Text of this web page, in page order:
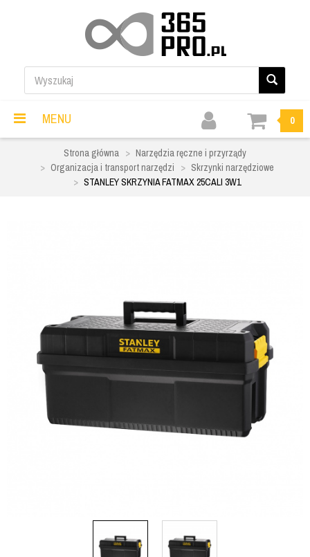
MENU 0
Strona główna
Narzędzia ręczne i przyrządy
Organizacja i transport narzędzi
Skrzynki narzędziowe
STANLEY SKRZYNIA FATMAX 25CALI 3W1